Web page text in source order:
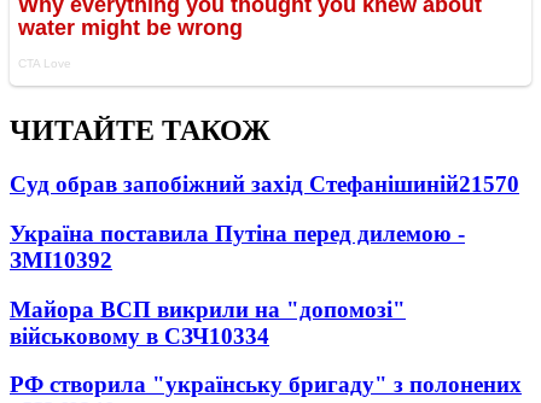
ЧИТАЙТЕ ТАКОЖ
Суд обрав запобіжний захід Стефанішиній21570
Україна поставила Путіна перед дилемою -
ЗМІ10392
Майора ВСП викрили на "допомозі"
військовому в СЗЧ10334
РФ створила "українську бригаду" з полонених